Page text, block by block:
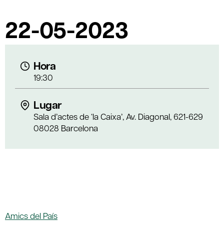
22-05-2023
Hora
19:30
Lugar
Sala d’actes de ‘la Caixa’, Av. Diagonal, 621-629
08028 Barcelona
Amics del País